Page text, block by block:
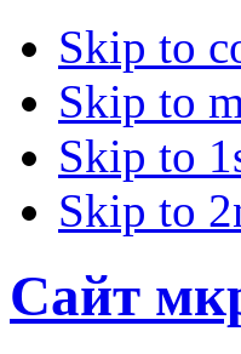
Skip to
Skip to
Skip to
Skip to
Сайт